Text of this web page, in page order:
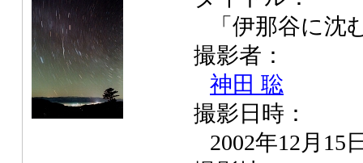
「伊那谷に沈
撮影者：
神田 聡
撮影日時：
2002年12月15